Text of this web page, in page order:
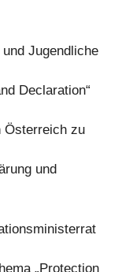
Jugendliche
Declaration“
Österreich zu
und
„Protection